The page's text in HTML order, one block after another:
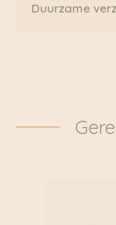
Duurzame
daadwerkelijk